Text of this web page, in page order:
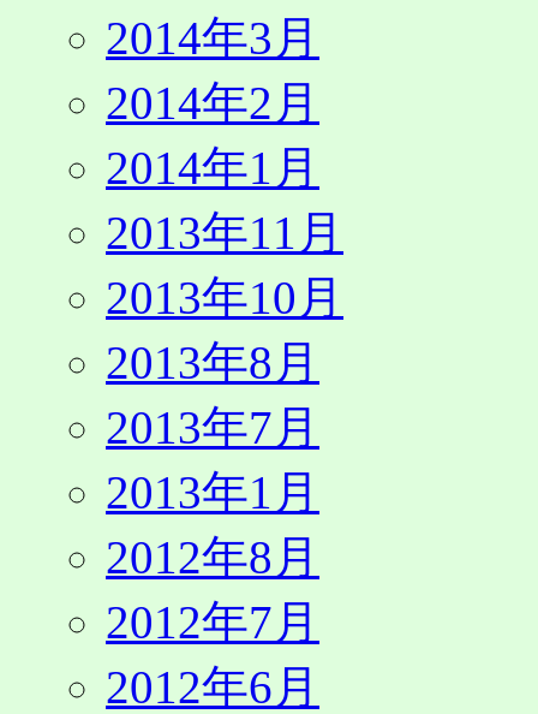
2014年3月
2014年2月
2014年1月
2013年11月
2013年10月
2013年8月
2013年7月
2013年1月
2012年8月
2012年7月
2012年6月